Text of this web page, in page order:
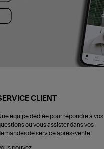
CLIENT
équipe dédiée pour répondre à vos
ou vous assister dans vos
de service après-vente.